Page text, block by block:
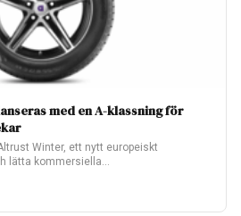
med en A-klassning för
Winter, ett nytt europeiskt
lätta kommersiella…